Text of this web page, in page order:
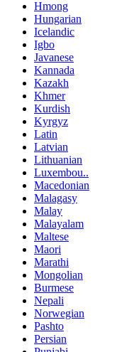
Hmong
Hungarian
Icelandic
Igbo
Javanese
Kannada
Kazakh
Khmer
Kurdish
Kyrgyz
Latin
Latvian
Lithuanian
Luxembou..
Macedonian
Malagasy
Malay
Malayalam
Maltese
Maori
Marathi
Mongolian
Burmese
Nepali
Norwegian
Pashto
Persian